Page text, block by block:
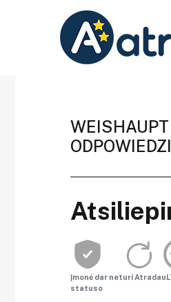
Įmonė dar neturi
statuso